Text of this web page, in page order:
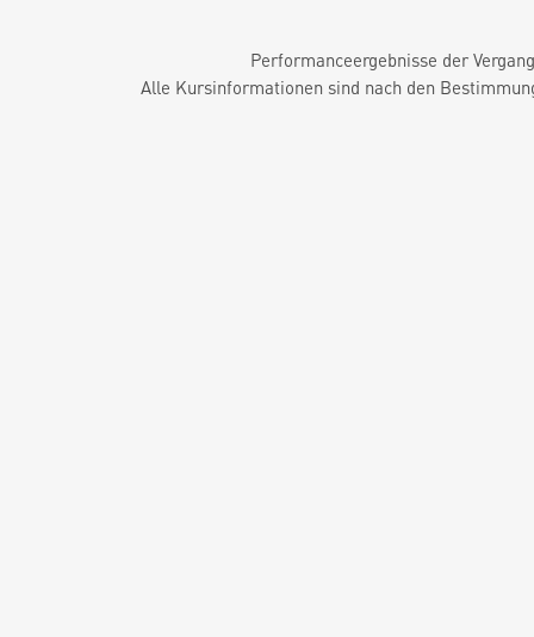
Performanceergebnisse der
Alle Kursinformationen sind nach den